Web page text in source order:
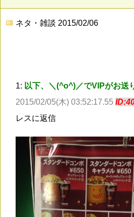
ネタ・雑談 2015/02/06
1: 以下、＼(^o^)／でVIPがお送
2015/02/05(木) 03:52:17.55
レスに返信